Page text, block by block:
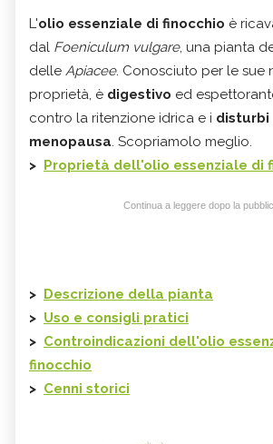
L'olio essenziale di finocchio è
dal Foeniculum vulgare, una pianta
delle Apiacee. Conosciuto per le sue
proprietà, è digestivo ed
contro la ritenzione idrica e i
menopausa. Scopriamolo meglio.
> Proprietà dell'olio essenziale di
Continua a leggere dopo la
> Descrizione della pianta
> Uso e consigli pratici
> Controindicazioni dell'olio
finocchio
> Cenni storici